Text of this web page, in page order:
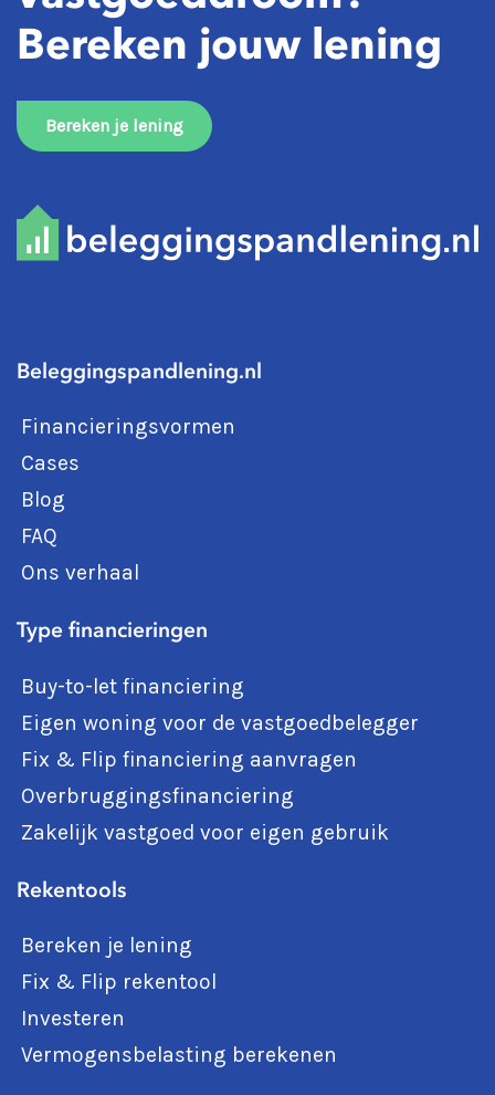
Bereken jouw lening
Bereken je lening
Beleggingspandlening.nl
Financieringsvormen
Cases
Blog
FAQ
Ons verhaal
Type financieringen
Buy-to-let financiering
Eigen woning voor de vastgoedbelegger
Fix & Flip financiering aanvragen
Overbruggingsfinanciering
Zakelijk vastgoed voor eigen gebruik
Rekentools
Bereken je lening
Fix & Flip rekentool
Investeren
Vermogensbelasting berekenen